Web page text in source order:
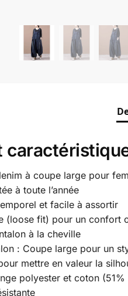
à coupe large pour
à toute l’année
et facile à assortir
(loose fit) pour un confort
à la cheville
: Coupe large pour un
mettre en valeur la
polyester et coton (51%